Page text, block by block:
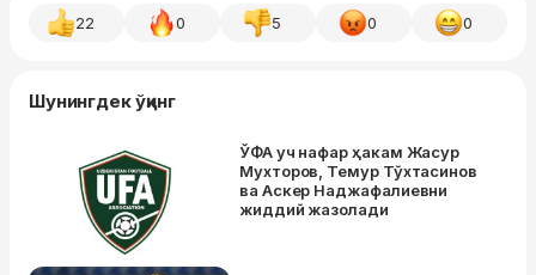
22 0 5 0 0
Шунингдек ўқинг
ЎФА уч нафар ҳакам Жасур
Мухторов, Темур Тўхтасинов
ва Аскер Наджафалиевни
жиддий жазолади